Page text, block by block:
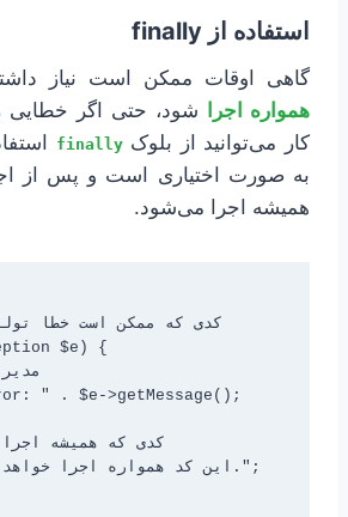
استفاده از finally
گاهی اوقات ممکن است نیاز
همواره اجرا شود، حتی اگر خطایی
کار می‌توانید از بلوکfinally
به صورت اختیاری است و پس از
همیشه اجرا می‌شود.
$e) {